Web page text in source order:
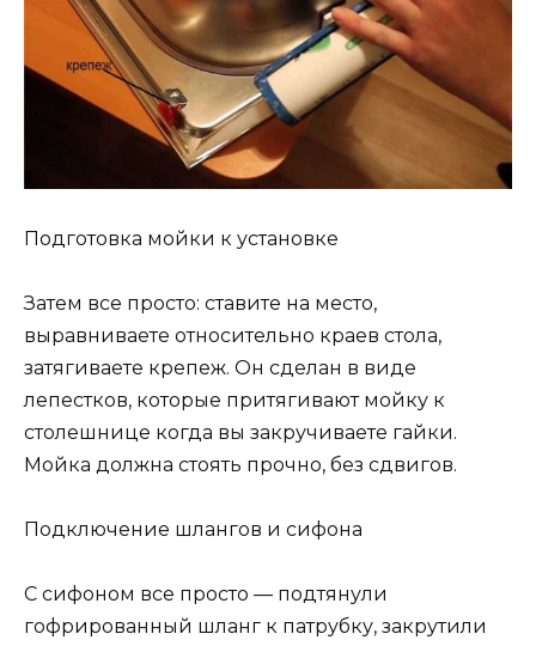
Подготовка мойки к установке
Затем все просто: ставите на место,
выравниваете относительно краев стола,
затягиваете крепеж. Он сделан в виде
лепестков, которые притягивают мойку к
столешнице когда вы закручиваете гайки.
Мойка должна стоять прочно, без сдвигов.
Подключение шлангов и сифона
С сифоном все просто — подтянули
гофрированный шланг к патрубку, закрутили